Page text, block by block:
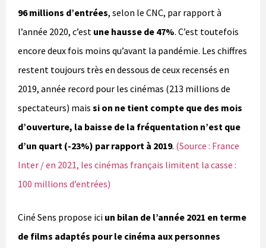
96 millions d’entrées, selon le CNC, par rapport à
l’année 2020, c’est une hausse de 47%. C’est toutefois
encore deux fois moins qu’avant la pandémie. Les chiffres
restent toujours très en dessous de ceux recensés en
2019, année record pour les cinémas (213 millions de
spectateurs) mais si on ne tient compte que des mois
d’ouverture, la baisse de la fréquentation n’est que
d’un quart (-23%) par rapport à 2019. (Source : France
Inter / en 2021, les cinémas français limitent la casse :
100 millions d’entrées)
Ciné Sens propose ici un bilan de l’année 2021 en terme
de films adaptés pour le cinéma aux personnes